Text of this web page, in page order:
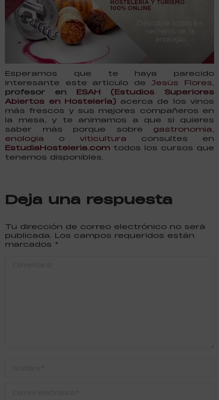
Esperamos que te haya parecido
interesante este artículo de Jesús Flores
profesor en ESAH (Estudios Superiores
Abiertos en Hostelería) acerca de los vinos
más frescos y sus mejores compañeros en
la mesa, y te animamos a que si quieres
saber más porque sobre gastronomía
enología o viticultura consultes en
EstudiaHosteleria.com todos los cursos que
tenemos disponibles.
Deja una respuesta
Tu dirección de correo electrónico no será
publicada. Los campos requeridos están
marcados *